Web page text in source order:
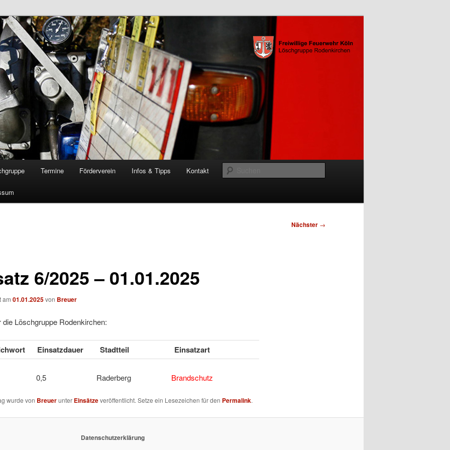
Rodenkirchen
Termine Förderverein Infos & Tipps Kontakt
Nächster →
6/2025 – 01.01.2025
am 01.01.2025von Breuer
die Löschgruppe Rodenkirchen:
Einsatzdauer Stadtteil Einsatzart
0,5 Raderberg Brandschutz
wurde von Breuerunter Einsätzeveröffentlicht. Setze ein Lesezeichen für den Permalink.
Datenschutzerklärung